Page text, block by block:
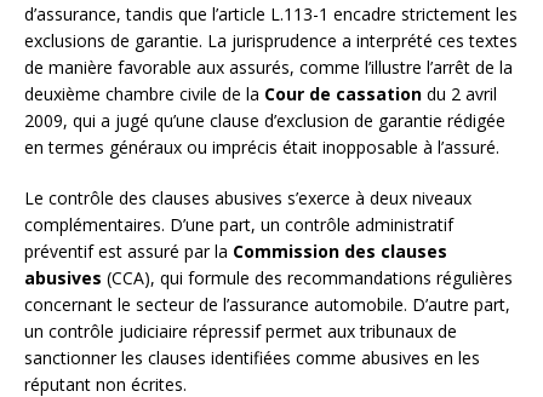
d’assurance, tandis que l’article L.113-1 encadre strictement les
exclusions de garantie. La jurisprudence a interprété ces textes
de manière favorable aux assurés, comme l’illustre l’arrêt de la
deuxième chambre civile de la Cour de cassation du 2 avril
2009, qui a jugé qu’une clause d’exclusion de garantie rédigée
en termes généraux ou imprécis était inopposable à l’assuré.
Le contrôle des clauses abusives s’exerce à deux niveaux
complémentaires. D’une part, un contrôle administratif
préventif est assuré par la Commission des clauses
abusives (CCA), qui formule des recommandations régulières
concernant le secteur de l’assurance automobile. D’autre part,
un contrôle judiciaire répressif permet aux tribunaux de
sanctionner les clauses identifiées comme abusives en les
réputant non écrites.